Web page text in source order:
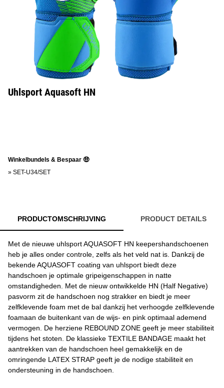
Uhlsport Aquasoft HN
Winkelbundels & Bespaar 🤑
» SET-U34/SET
PRODUCTOMSCHRIJVING PRODUCT DETAILS
Met de nieuwe uhlsport AQUASOFT HN keepershandschoenen
heb je alles onder controle, zelfs als het veld nat is. Dankzij de
bekende AQUASOFT coating van uhlsport biedt deze
handschoen je optimale gripeigenschappen in natte
omstandigheden. Met de nieuw ontwikkelde HN (Half Negative)
pasvorm zit de handschoen nog strakker en biedt je meer
zelfklevende foam met de bal dankzij het verhoogde zelfklevende
foamaan de buitenkant van de wijs- en pink optimaal ademend
vermogen. De herziene REBOUND ZONE geeft je meer stabiliteit
tijdens het stoten. De klassieke TEXTILE BANDAGE maakt het
aantrekken van de handschoen heel gemakkelijk en de
omringende LATEX STRAP geeft je de nodige stabiliteit en
ondersteuning in de handschoen.